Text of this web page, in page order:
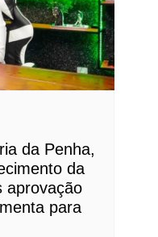
da Penha,
da
aprovação
para